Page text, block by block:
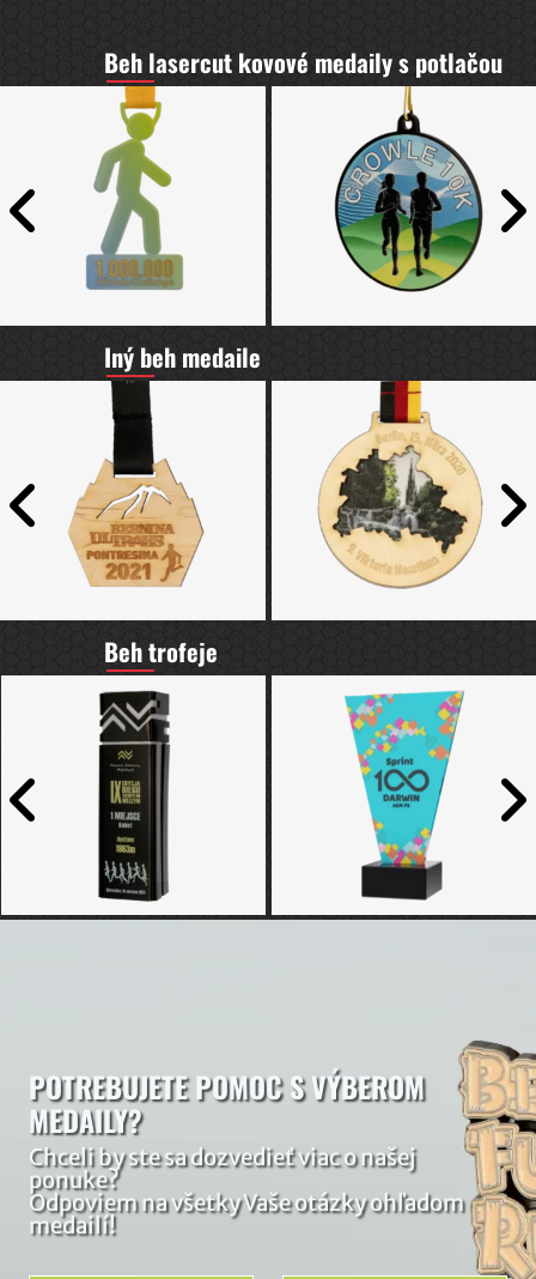
Beh lasercut kovové medaily s potlačou
Iný beh medaile
Beh trofeje
POTREBUJETE POMOC S VÝBEROM
MEDAILY?
Chceli by ste sa dozvedieť viac o našej
ponuke?
Odpoviem na všetky Vaše otázky ohľadom
medailí!